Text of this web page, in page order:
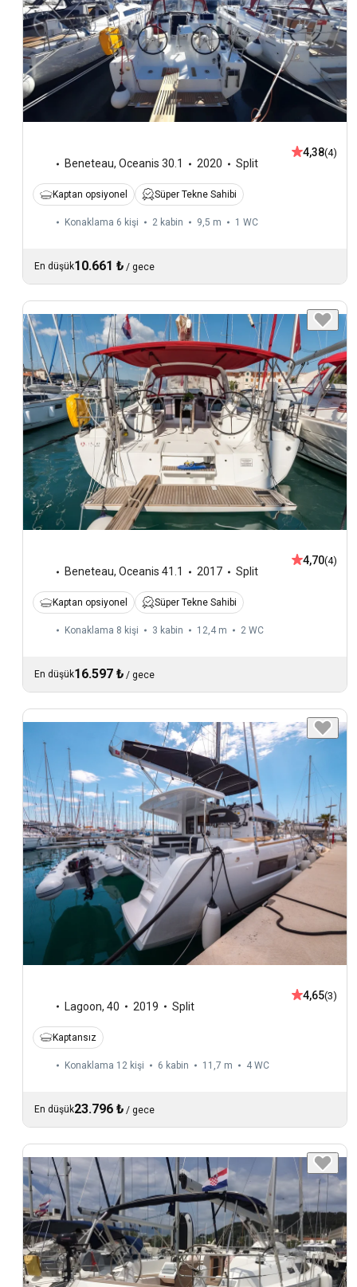
Beneteau, Oceanis 30.1 2020 Split
4,38(4)
Kaptan opsiyonel Süper Tekne Sahibi
Konaklama 6 kişi 2 kabin 9,5 m 1 WC
En düşük10.661 ₺ / gece
Beneteau, Oceanis 41.1 2017 Split
4,70(4)
Kaptan opsiyonel Süper Tekne Sahibi
Konaklama 8 kişi 3 kabin 12,4 m 2 WC
En düşük16.597 ₺ / gece
Lagoon, 40 2019 Split
4,65(3)
Kaptansız
Konaklama 12 kişi 6 kabin 11,7 m 4 WC
En düşük23.796 ₺ / gece